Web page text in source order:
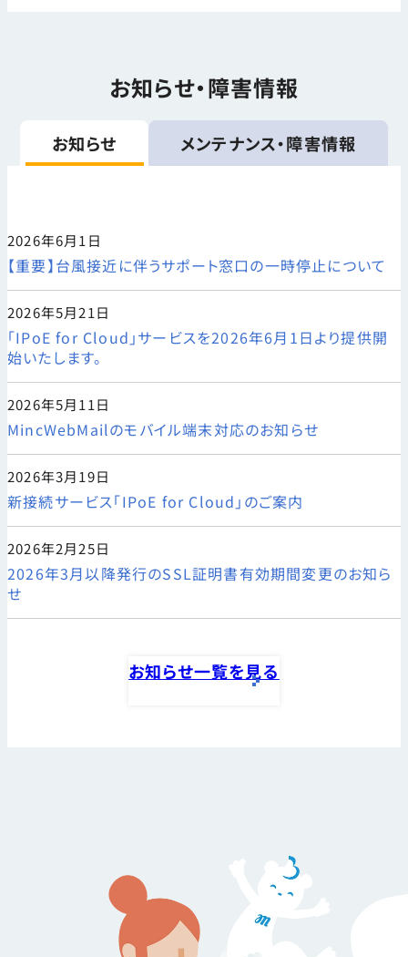
お知らせ・障害情報
お知らせ メンテナンス・障害情報
2026年6月1日
【重要】台風接近に伴うサポート窓口の一時停止について
2026年5月21日
「IPoE for Cloud」サービスを2026年6月1日より提供開
始いたします。
2026年5月11日
MincWebMailのモバイル端末対応のお知らせ
2026年3月19日
新接続サービス「IPoE for Cloud」のご案内
2026年2月25日
2026年3月以降発行のSSL証明書有効期間変更のお知ら
せ
お知らせ一覧を見る